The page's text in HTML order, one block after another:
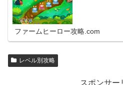
ファームヒーロー攻略.com
レベル別攻略
スポンサー